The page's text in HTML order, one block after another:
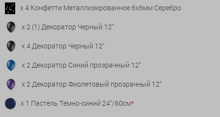
x 4 Конфетти Металлизированное 6х6мм Серебро
x 2 (1) Декоратор Черный 12"
x 4 Декоратор Черный 12"
x 2 Декоратор Синий прозрачный 12"
x 2 Декоратор Фиолетовый прозрачный 12"
x 1 Пастель Темно-синий 24"/60см*